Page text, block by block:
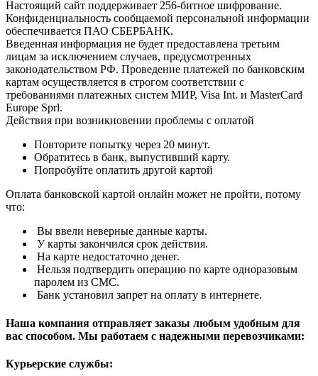
Настоящий сайт поддерживает 256-битное шифрование.
Конфиденциальность сообщаемой персональной информации
обеспечивается ПАО СБЕРБАНК.
Введенная информация не будет предоставлена третьим
лицам за исключением случаев, предусмотренных
законодательством РФ. Проведение платежей по банковским
картам осуществляется в строгом соответствии с
требованиями платежных систем МИР, Visa Int. и MasterCard
Europe Sprl.
Действия при возникновении проблемы с оплатой
Повторите попытку через 20 минут.
Обратитесь в банк, выпустивший карту.
Попробуйте оплатить другой картой
Оплата банковской картой онлайн может не пройти, потому
что:
Вы ввели неверные данные карты.
У карты закончился срок действия.
На карте недостаточно денег.
Нельзя подтвердить операцию по карте одноразовым
паролем из СМС.
Банк установил запрет на оплату в интернете.
Наша компания отправляет заказы любым удобным для
вас способом. Мы работаем с надежными перевозчиками:
Курьерские службы: